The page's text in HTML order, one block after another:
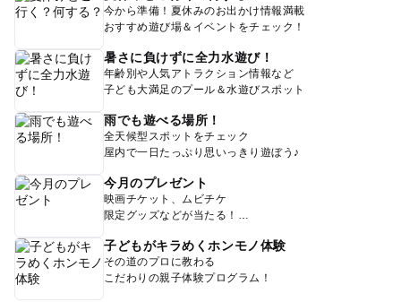
今から準備！夏休みのお出かけ情報満載
おすすめ遊び場＆イベントをチェック！
暑さに負けずに全力水遊び！
年齢別や人気アトラクション情報など
子ども大満足のプール＆水遊びスポット
雨でも遊べる場所！
全天候型スポットをチェック
屋内で一日たっぷり思いっきり遊ぼう♪
今月のプレゼント
映画チケット、ムビチケ
限定グッズなどが当たる！
子どもがキラめくホンモノ体験
その道のプロに教わる
こだわりの親子体験プログラム！